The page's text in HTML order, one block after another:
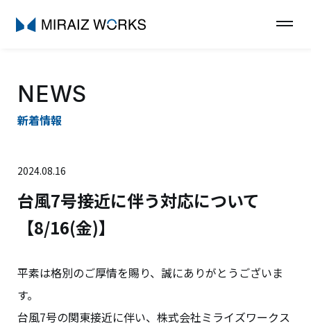
NEWS
新着情報
2024.08.16
台風7号接近に伴う対応について
【8/16(金)】
平素は格別のご厚情を賜り、誠にありがとうございま
す。
台風7号の関東接近に伴い、株式会社ミライズワークス